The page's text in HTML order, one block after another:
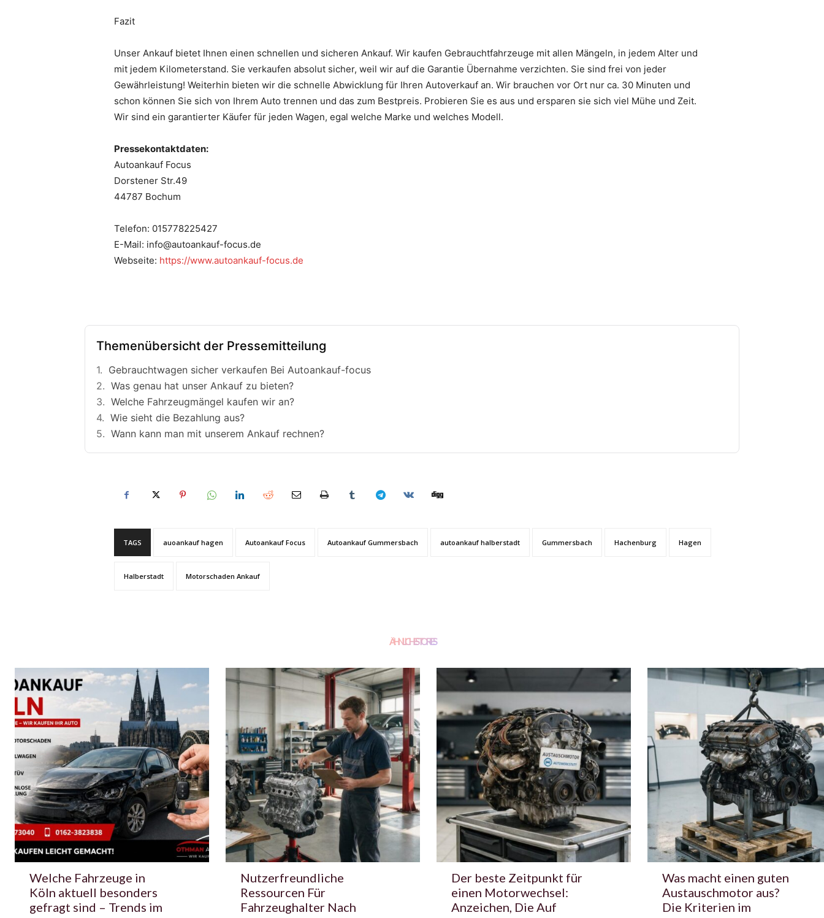
Fazit
Unser Ankauf bietet Ihnen einen schnellen und sicheren Ankauf. Wir kaufen Gebrauchtfahrzeuge mit allen Mängeln, in jedem Alter und
mit jedem Kilometerstand. Sie verkaufen absolut sicher, weil wir auf die Garantie Übernahme verzichten. Sie sind frei von jeder
Gewährleistung! Weiterhin bieten wir die schnelle Abwicklung für Ihren Autoverkauf an. Wir brauchen vor Ort nur ca. 30 Minuten und
schon können Sie sich von Ihrem Auto trennen und das zum Bestpreis. Probieren Sie es aus und ersparen sie sich viel Mühe und Zeit.
Wir sind ein garantierter Käufer für jeden Wagen, egal welche Marke und welches Modell.
Pressekontaktdaten:
Autoankauf Focus
Dorstener Str.49
44787 Bochum
Telefon: 015778225427
E-Mail: info@autoankauf-focus.de
Webseite: https://www.autoankauf-focus.de
Themenübersicht der Pressemitteilung
Gebrauchtwagen sicher verkaufen Bei Autoankauf-focus
Was genau hat unser Ankauf zu bieten?
Welche Fahrzeugmängel kaufen wir an?
Wie sieht die Bezahlung aus?
Wann kann man mit unserem Ankauf rechnen?
TAGS auoankauf hagen Autoankauf Focus Autoankauf Gummersbach autoankauf halberstadt Gummersbach Hachenburg Hagen
Halberstadt Motorschaden Ankauf
ÄHNLICHE STORIES
Welche Fahrzeuge in
Köln aktuell besonders
gefragt sind – Trends im
Nutzerfreundliche
Ressourcen Für
Fahrzeughalter Nach
Der beste Zeitpunkt für
einen Motorwechsel:
Anzeichen, Die Auf
Was macht einen guten
Austauschmotor aus?
Die Kriterien im